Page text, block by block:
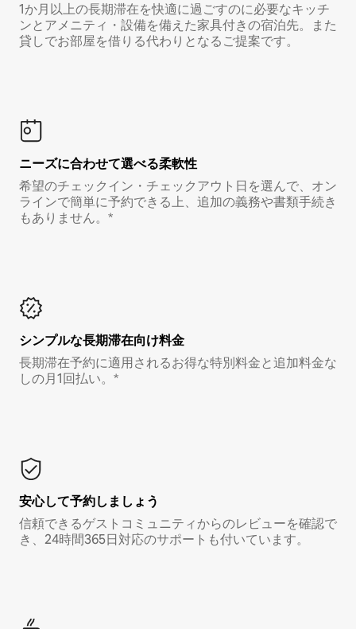
1か月以上の長期滞在を快適に過ごすのに必要なキッチ
ンとアメニティ・設備を備えた家具付きの宿泊先。また
貸しでお部屋を借りる代わりとなるご提案です。
ニーズに合わせて選べる柔軟性
希望のチェックイン・チェックアウト日を選んで、オン
ラインで簡単に予約できる上、追加の義務や書類手続き
もありません。*
シンプルな長期滞在向け料金
長期滞在予約に適用されるお得な特別料金と追加料金な
しの月1回払い。*
安心して予約しましょう
信頼できるゲストコミュニティからのレビューを確認で
き、24時間365日対応のサポートも付いています。